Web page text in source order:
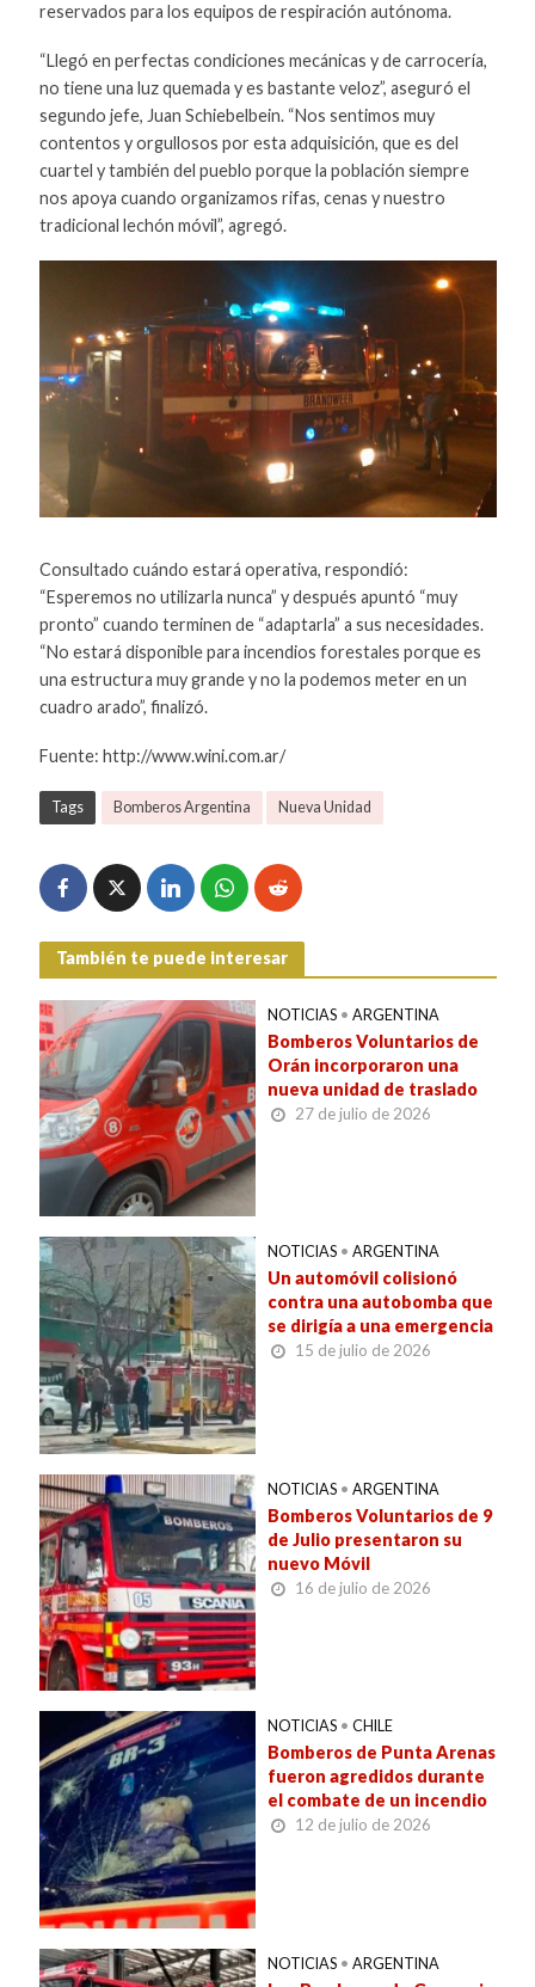
reservados para los equipos de respiración autónoma.
“Llegó en perfectas condiciones mecánicas y de carrocería,
no tiene una luz quemada y es bastante veloz”, aseguró el
segundo jefe, Juan Schiebelbein. “Nos sentimos muy
contentos y orgullosos por esta adquisición, que es del
cuartel y también del pueblo porque la población siempre
nos apoya cuando organizamos rifas, cenas y nuestro
tradicional lechón móvil”, agregó.
Consultado cuándo estará operativa, respondió:
“Esperemos no utilizarla nunca” y después apuntó “muy
pronto” cuando terminen de “adaptarla” a sus necesidades.
“No estará disponible para incendios forestales porque es
una estructura muy grande y no la podemos meter en un
cuadro arado”, finalizó.
Fuente: http://www.wini.com.ar/
Tags Bomberos Argentina Nueva Unidad
También te puede interesar
NOTICIAS • ARGENTINA
Bomberos Voluntarios de
Orán incorporaron una
nueva unidad de traslado
27 de julio de 2026
NOTICIAS • ARGENTINA
Un automóvil colisionó
contra una autobomba que
se dirigía a una emergencia
15 de julio de 2026
NOTICIAS • ARGENTINA
Bomberos Voluntarios de 9
de Julio presentaron su
nuevo Móvil
16 de julio de 2026
NOTICIAS • CHILE
Bomberos de Punta Arenas
fueron agredidos durante
el combate de un incendio
12 de julio de 2026
NOTICIAS • ARGENTINA